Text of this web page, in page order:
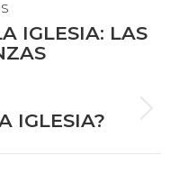
IGLESIA: LAS
IGLESIA?